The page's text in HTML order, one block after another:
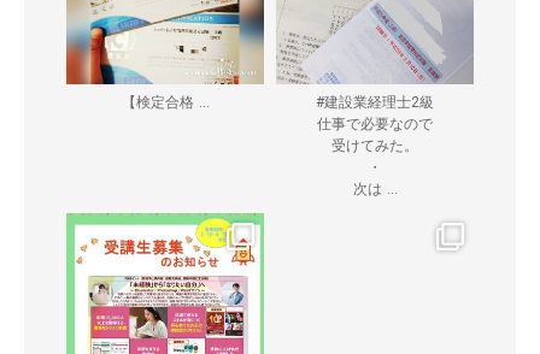
【検定合格 ...
#建設業経理士2級
仕事で必要なので
受けてみた。
・
次は ...